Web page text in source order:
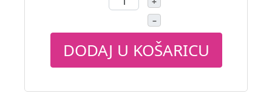
–
DODAJ U KOŠARICU